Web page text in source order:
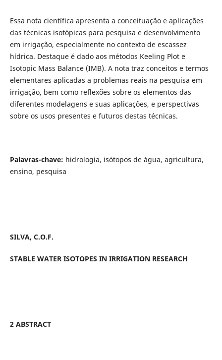
Essa nota científica apresenta a conceituação e aplicações
das técnicas isotópicas para pesquisa e desenvolvimento
em irrigação, especialmente no contexto de escassez
hídrica. Destaque é dado aos métodos Keeling Plot e
Isotopic Mass Balance (IMB). A nota traz conceitos e termos
elementares aplicadas a problemas reais na pesquisa em
irrigação, bem como reflexões sobre os elementos das
diferentes modelagens e suas aplicações, e perspectivas
sobre os usos presentes e futuros destas técnicas.
Palavras-chave: hidrologia, isótopos de água, agricultura,
ensino, pesquisa
SILVA, C.O.F.
STABLE WATER ISOTOPES IN IRRIGATION RESEARCH
2 ABSTRACT